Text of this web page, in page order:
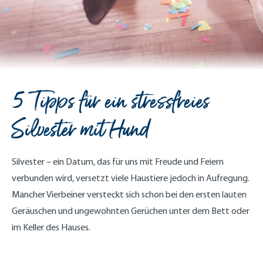
5 Tipps für ein stressfreies
Silvester mit Hund
Silvester – ein Datum, das für uns mit Freude und Feiern
verbunden wird, versetzt viele Haustiere jedoch in Aufregung.
Mancher Vierbeiner versteckt sich schon bei den ersten lauten
Geräuschen und ungewohnten Gerüchen unter dem Bett oder
im Keller des Hauses.